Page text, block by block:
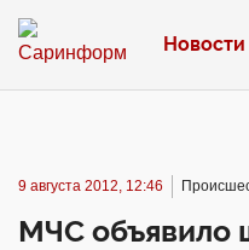
Новости
9 августа 2012, 12:46
МЧС объявило